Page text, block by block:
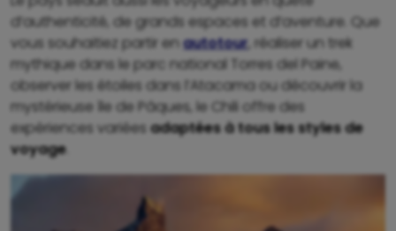
d’authenticité, de grands espaces et d’aventure. Que
vous souhaitiez partir en autotour , réaliser un trek
mythique dans le parc national Torres del Paine,
observer les étoiles dans l’Atacama ou découvrir la
mystérieuse île de Pâques, le Chili offre des
expériences variées adaptées à tous les styles de
voyage.